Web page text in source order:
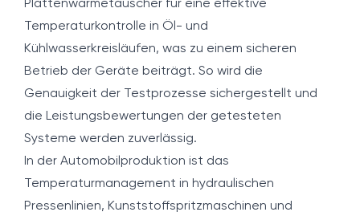
Plattenwärmetauscher für eine effektive
Temperaturkontrolle in Öl- und
Kühlwasserkreisläufen, was zu einem sicheren
Betrieb der Geräte beiträgt. So wird die
Genauigkeit der Testprozesse sichergestellt und
die Leistungsbewertungen der getesteten
Systeme werden zuverlässig.
In der Automobilproduktion ist das
Temperaturmanagement in hydraulischen
Pressenlinien, Kunststoffspritzmaschinen und